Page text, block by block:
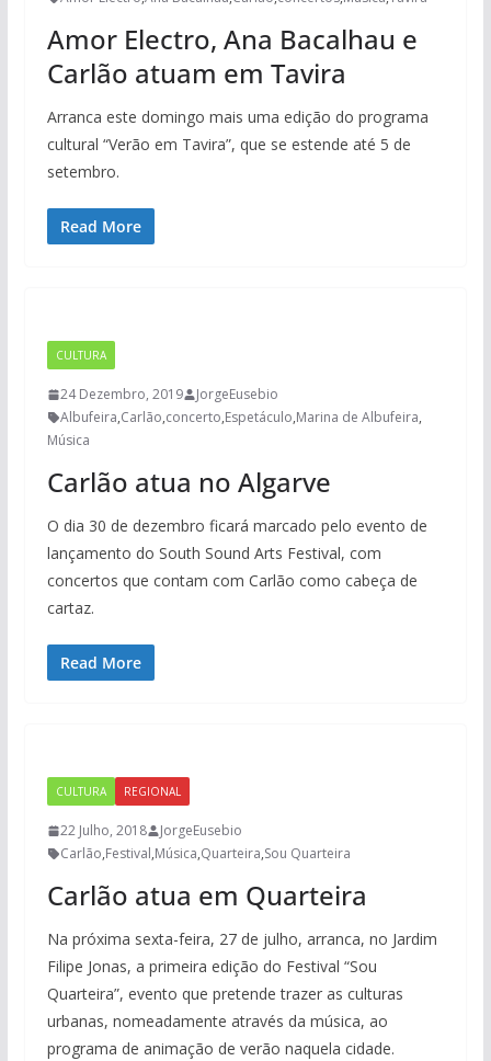
Amor Electro, Ana Bacalhau e
Carlão atuam em Tavira
Arranca este domingo mais uma edição do programa
cultural “Verão em Tavira”, que se estende até 5 de
setembro.
Read More
CULTURA
24 Dezembro, 2019
JorgeEusebio
Albufeira,Carlão,concerto,Espetáculo,Marina de Albufeira,
Música
Carlão atua no Algarve
O dia 30 de dezembro ficará marcado pelo evento de
lançamento do South Sound Arts Festival, com
concertos que contam com Carlão como cabeça de
cartaz.
Read More
CULTURA REGIONAL
22 Julho, 2018
JorgeEusebio
Carlão,Festival,Música,Quarteira,Sou Quarteira
Carlão atua em Quarteira
Na próxima sexta-feira, 27 de julho, arranca, no Jardim
Filipe Jonas, a primeira edição do Festival “Sou
Quarteira”, evento que pretende trazer as culturas
urbanas, nomeadamente através da música, ao
programa de animação de verão naquela cidade.